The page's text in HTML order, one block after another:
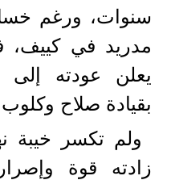
سنوات، ورغم
مدريد في كييف،
يعلن عودته إلى
بقيادة صلاح
ولم تكسر خيبة
زادته قوة